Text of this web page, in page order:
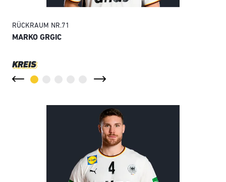
RÜCKRAUM NR.71
MARKO GRGIC
KREIS